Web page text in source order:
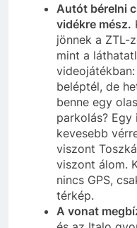
Autót bérelni
vidékre mész.
jönnek a ZTL-
mint a
beléptél, de
benne egy
parkolás?
kevesebb
viszont
viszont álom.
nincs GPS,
térkép.
A vonat